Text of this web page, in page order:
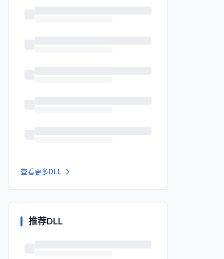
查看更多DLL
推荐DLL